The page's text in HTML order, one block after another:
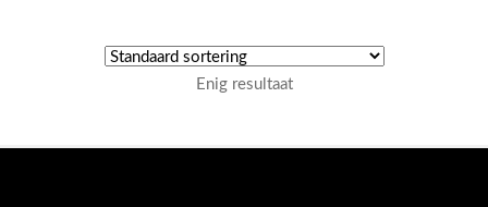
Enig resultaat